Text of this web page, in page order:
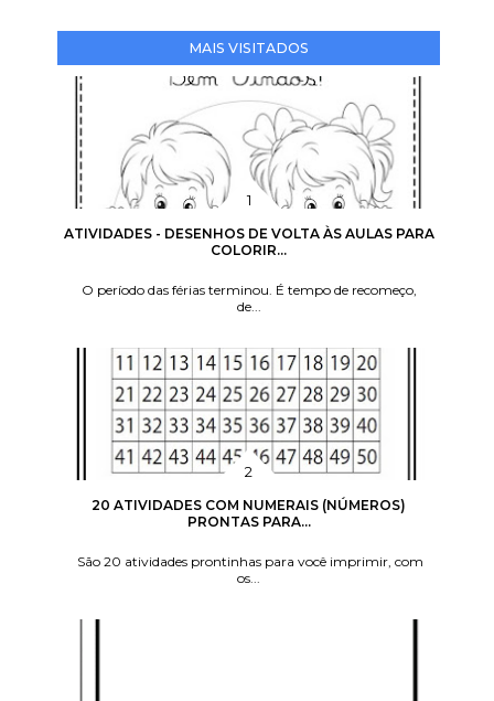
MAIS VISITADOS
ATIVIDADES - DESENHOS DE VOLTA ÀS AULAS PARA
COLORIR...
O período das férias terminou. É tempo de recomeço,
de...
20 ATIVIDADES COM NUMERAIS (NÚMEROS)
PRONTAS PARA...
São 20 atividades prontinhas para você imprimir, com
os...